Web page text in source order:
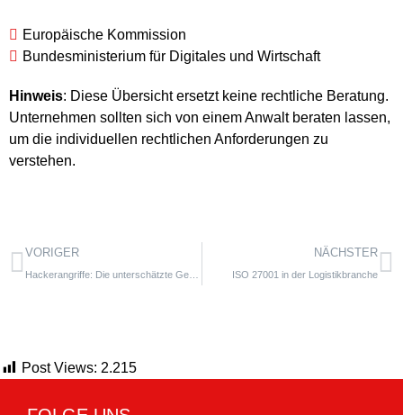
Europäische Kommission
Bundesministerium für Digitales und Wirtschaft
Hinweis: Diese Übersicht ersetzt keine rechtliche Beratung.
Unternehmen sollten sich von einem Anwalt beraten lassen,
um die individuellen rechtlichen Anforderungen zu
verstehen.
VORIGER NÄCHSTER
ISO 27001 in der Logistikbranche
Post Views: 2.215